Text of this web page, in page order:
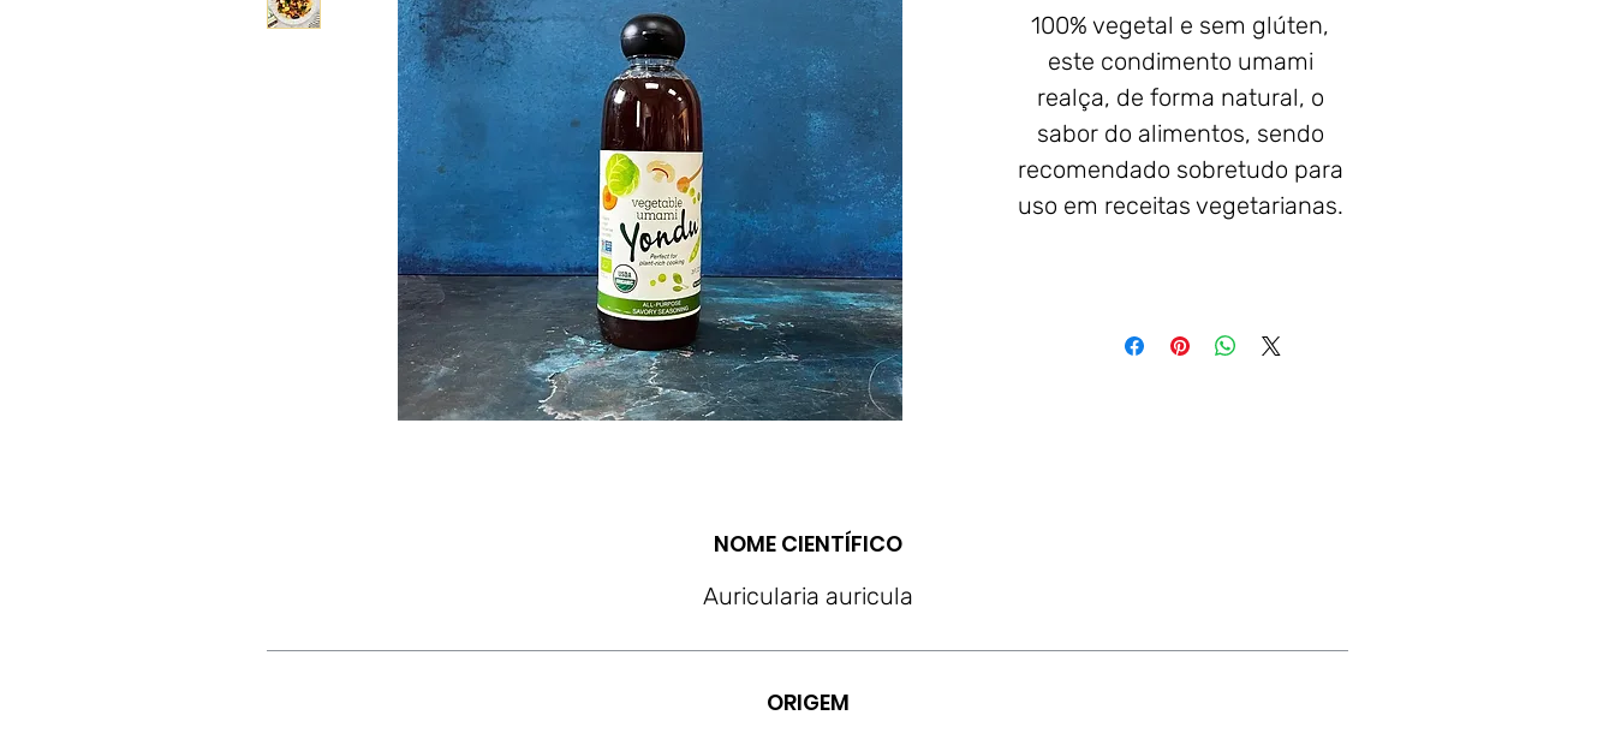
100% vegetal e sem glúten,
este condimento umami
realça, de forma natural, o
sabor do alimentos, sendo
recomendado sobretudo para
uso em receitas vegetarianas.
NOME CIENTÍFICO
Auricularia auricula
ORIGEM